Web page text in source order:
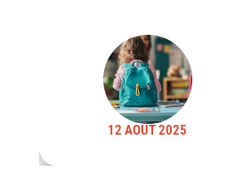
12 AOÛT 2025